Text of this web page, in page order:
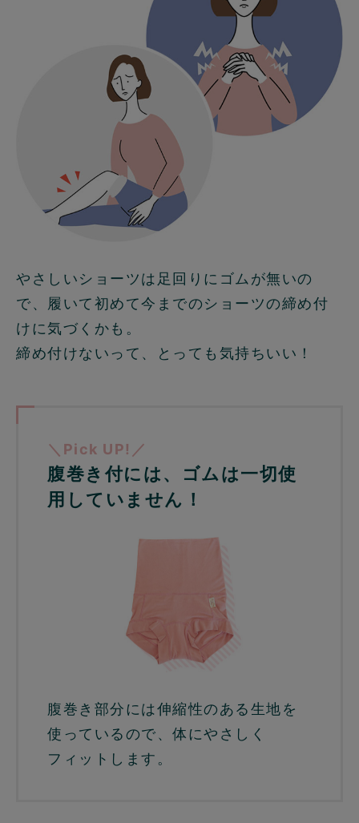
やさしいショーツは足回りにゴムが無いの
で、履いて初めて今までのショーツの締め付
けに気づくかも。
締め付けないって、とっても気持ちいい！
＼Pick UP!／
腹巻き付には、ゴムは一切使
用していません！
腹巻き部分には伸縮性のある生地を
使っているので、体にやさしく
フィットします。